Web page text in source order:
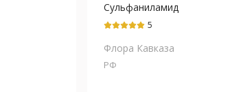
Сульфаниламид
5
Флора Кавказа
РФ